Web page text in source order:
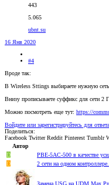
443
5.065
ubnt.su
16 Янв 2020
#4
Вроде так:
В Wireless Sttings выбираете нужную
Внизу прописываете суффикс для сети 2
Можно посмотреть еще тут: https://
Войдите или зарегистрируйтесь для ответа.
Поделиться:
Facebook Twitter Reddit Pinterest Tumblr
Автор
D
PBE-5AC-500 в качестве
D
2 сети на одном контроллере.
Замена USG на UDM Max